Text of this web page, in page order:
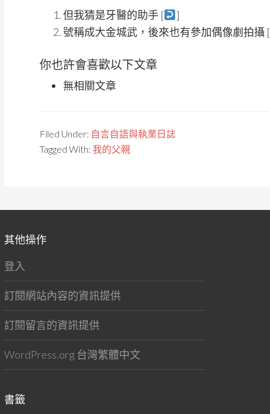
但我猜是牙醫的助手 [
]
號稱成大金城武，後來也有參加偶像劇拍攝 [
你也許會喜歡以下文章
無相關文章
Filed Under: 自言自語與執業日誌
Tagged With: 我的父親
其他操作
登入
訂閱網站內容的資訊提供
訂閱留言的資訊提供
WordPress.org 台灣繁體中文
書籤